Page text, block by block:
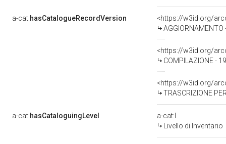
a-cat:hasCatalogueRecordVersion
<https://w3id.org/
AGGIORNAMENTO
<https://w3id.org/
COMPILAZIONE -
<https://w3id.org/
TRASCRIZIONE
a-cat:hasCataloguingLevel
a-cat:I
Livello di Inventario